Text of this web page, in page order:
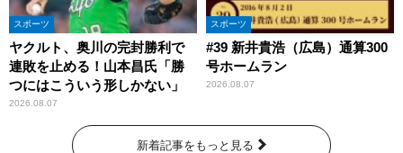
スポーツ
ヤクルト、奥川の完封勝利で
連敗を止める！山本昌氏「勝
つにはこういう形しかない」
2026.08.07
スポーツ
#39 新井貴浩（広島）通算300
号ホームラン
2026.08.07
新着記事をもっと見る